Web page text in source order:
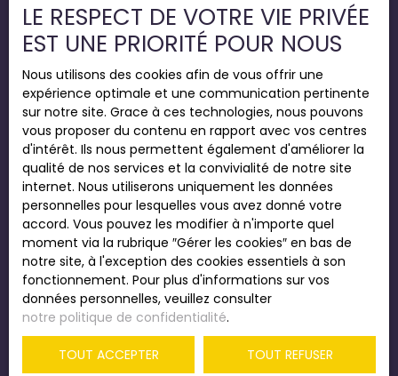
Mentions légales
Politique de confidentialité
Plan du site
Gérer les cookies
Propulsé par
+33 2 35 22 54 22
SIÈGE : 68 rue Paul Doumer
76600 Le Havre
LE RESPECT DE VOTRE VIE PRIVÉE
EST UNE PRIORITÉ POUR NOUS
Nous utilisons des cookies afin de vous offrir une
expérience optimale et une communication pertinente
sur notre site. Grace à ces technologies, nous pouvons
vous proposer du contenu en rapport avec vos centres
d'intérêt. Ils nous permettent également d'améliorer la
qualité de nos services et la convivialité de notre site
internet. Nous utiliserons uniquement les données
personnelles pour lesquelles vous avez donné votre
accord. Vous pouvez les modifier à n'importe quel
moment via la rubrique ″Gérer les cookies″ en bas de
notre site, à l'exception des cookies essentiels à son
fonctionnement. Pour plus d'informations sur vos
données personnelles, veuillez consulter
notre politique de confidentialité.
TOUT ACCEPTER TOUT REFUSER